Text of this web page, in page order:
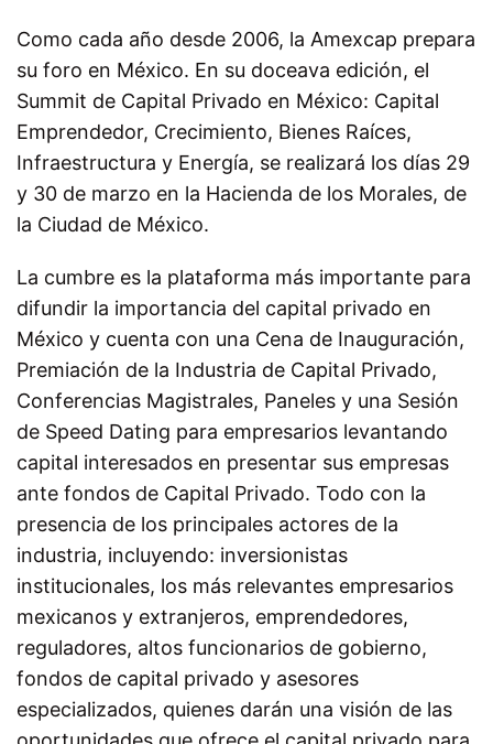
Como cada año desde 2006, la Amexcap prepara
su foro en México. En su doceava edición, el
Summit de Capital Privado en México: Capital
Emprendedor, Crecimiento, Bienes Raíces,
Infraestructura y Energía, se realizará los días 29
y 30 de marzo en la Hacienda de los Morales, de
la Ciudad de México.
La cumbre es la plataforma más importante para
difundir la importancia del capital privado en
México y cuenta con una Cena de Inauguración,
Premiación de la Industria de Capital Privado,
Conferencias Magistrales, Paneles y una Sesión
de Speed Dating para empresarios levantando
capital interesados en presentar sus empresas
ante fondos de Capital Privado. Todo con la
presencia de los principales actores de la
industria, incluyendo: inversionistas
institucionales, los más relevantes empresarios
mexicanos y extranjeros, emprendedores,
reguladores, altos funcionarios de gobierno,
fondos de capital privado y asesores
especializados, quienes darán una visión de las